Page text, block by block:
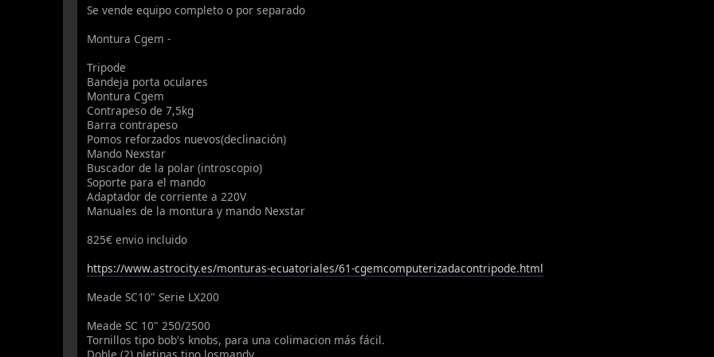
Se vende equipo completo o por separado
Montura Cgem -
Tripode
Bandeja porta oculares
Montura Cgem
Contrapeso de 7,5kg
Barra contrapeso
Pomos reforzados nuevos(declinación)
Mando Nexstar
Buscador de la polar (introscopio)
Soporte para el mando
Adaptador de corriente a 220V
Manuales de la montura y mando Nexstar
825€ envio incluido
https://www.astrocity.es/monturas-ecuatoriales/61-cgemcomputerizadacontripode.html
Meade SC10" Serie LX200
Meade SC 10" 250/2500
Tornillos tipo bob's knobs, para una colimacion más fácil.